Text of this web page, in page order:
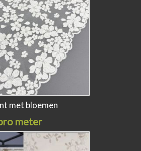
met bloemen
meter